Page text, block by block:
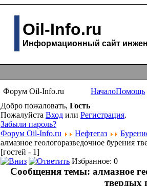
Oil-Info.ru
Информационный сайт
Форум Oil-Info.ru НачалоПомощь
Добро пожаловать, Гость
Пожалуйста Вход или Регистрация.
Забыли пароль?
Форум Oil-Info.ru
Нефтегаз
алмазное геологоразведочное бурения
[гостей - 1]
Избранное: 0
Сообщения темы: алмазное
твердых